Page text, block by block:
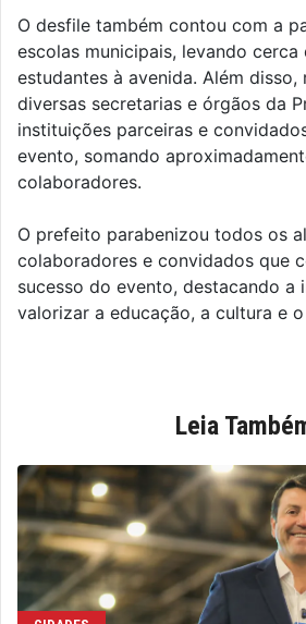
O desfile também contou com a
escolas municipais, levando cerca
estudantes à avenida. Além disso,
diversas secretarias e órgãos da
instituições parceiras e
evento, somando
colaboradores.
O prefeito parabenizou todos os
colaboradores e convidados que
sucesso do evento, destacando a
valorizar a educação, a cultura e
Leia